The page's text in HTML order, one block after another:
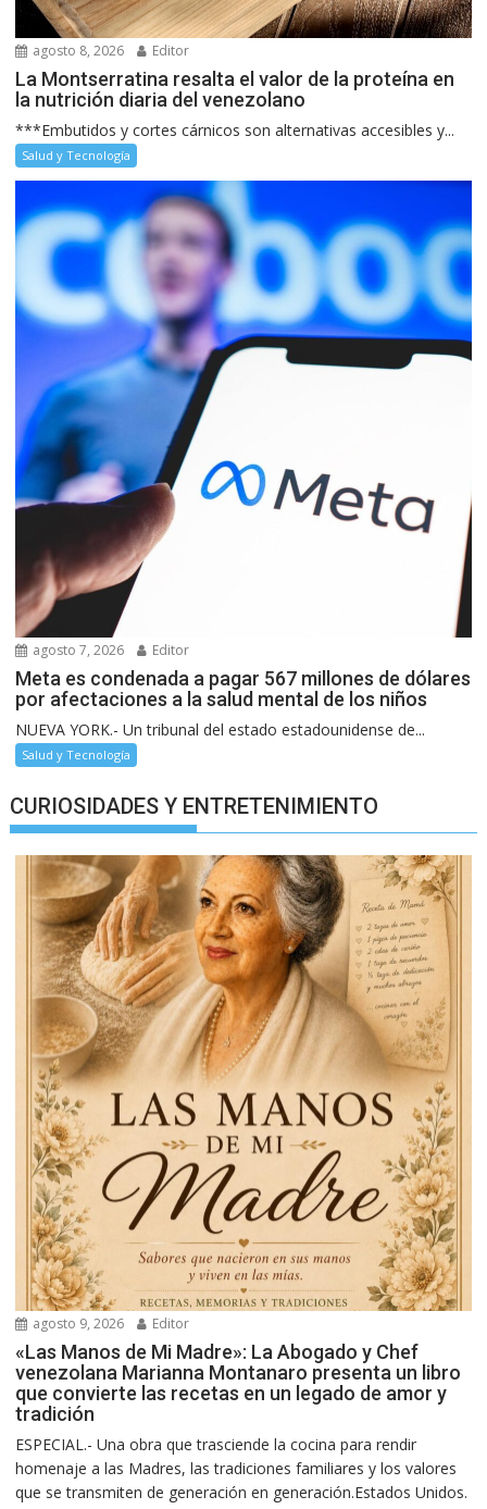
agosto 8, 2026 Editor
La Montserratina resalta el valor de la proteína en
la nutrición diaria del venezolano
***Embutidos y cortes cárnicos son alternativas accesibles y...
Salud y Tecnología
agosto 7, 2026 Editor
Meta es condenada a pagar 567 millones de dólares
por afectaciones a la salud mental de los niños
NUEVA YORK.- Un tribunal del estado estadounidense de...
Salud y Tecnología
CURIOSIDADES Y ENTRETENIMIENTO
agosto 9, 2026 Editor
«Las Manos de Mi Madre»: La Abogado y Chef
venezolana Marianna Montanaro presenta un libro
que convierte las recetas en un legado de amor y
tradición
ESPECIAL.- Una obra que trasciende la cocina para rendir
homenaje a las Madres, las tradiciones familiares y los valores
que se transmiten de generación en generación.Estados Unidos.